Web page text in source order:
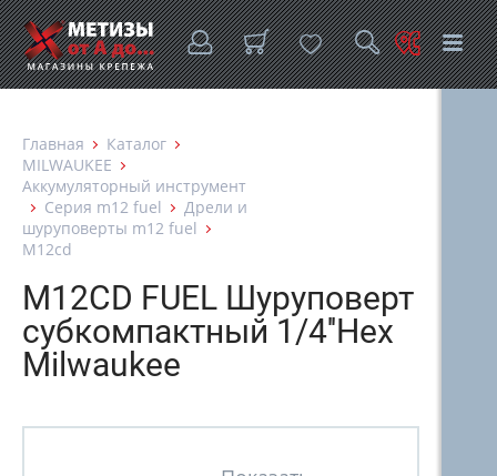
Главная
Каталог
MILWAUKEE
Аккумуляторный инструмент
Серия m12 fuel
Дрели и
шуруповерты m12 fuel
M12cd
M12CD FUEL Шуруповерт
субкомпактный 1/4''Hex
Milwaukee